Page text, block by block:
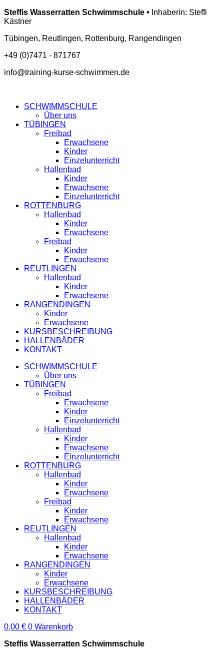
Steffis Wasserratten Schwimmschule • Inhaberin: Steffi
Kästner
Tübingen, Reutlingen, Rottenburg, Rangendingen
+49 (0)7471 - 871767
info@training-kurse-schwimmen.de
SCHWIMMSCHULE
Über uns
TÜBINGEN
Freibad
Erwachsene
Kinder
Einzelunterricht
Hallenbad
Kinder
Erwachsene
Einzelunterricht
ROTTENBURG
Hallenbad
Kinder
Erwachsene
Freibad
Kinder
Erwachsene
REUTLINGEN
Hallenbad
Kinder
Erwachsene
RANGENDINGEN
Kinder
Erwachsene
KURSBESCHREIBUNG
HALLENBÄDER
KONTAKT
SCHWIMMSCHULE
Über uns
TÜBINGEN
Freibad
Erwachsene
Kinder
Einzelunterricht
Hallenbad
Kinder
Erwachsene
Einzelunterricht
ROTTENBURG
Hallenbad
Kinder
Erwachsene
Freibad
Kinder
Erwachsene
REUTLINGEN
Hallenbad
Kinder
Erwachsene
RANGENDINGEN
Kinder
Erwachsene
KURSBESCHREIBUNG
HALLENBÄDER
KONTAKT
0,00 € 0 Warenkorb
Steffis Wasserratten Schwimmschule